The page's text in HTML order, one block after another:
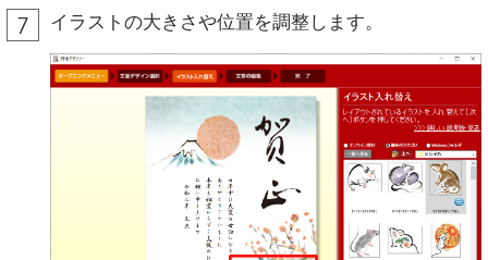
イラストの大きさや位置を調整します。